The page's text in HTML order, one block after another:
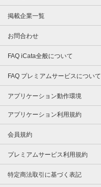
掲載企業一覧
お問合わせ
FAQ iCata全般について
FAQ プレミアムサービスについて
アプリケーション動作環境
アプリケーション利用規約
会員規約
プレミアムサービス利用規約
特定商法取引に基づく表記